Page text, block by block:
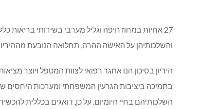
27 אחיות במחוז חיפה וגליל מערבי בשירותי בריאות
והשלכותיהן על האישה ההרה, תחלואה הנובעת
היריון בסיכון הנו אתגר רפואי לצוות המטפל ויוצר
בתמיכה ביציבות הגרעין המשפחתי ומערכות היחסים
השלכותיהם בחיי היומיום. על כן, דואגים בכללית